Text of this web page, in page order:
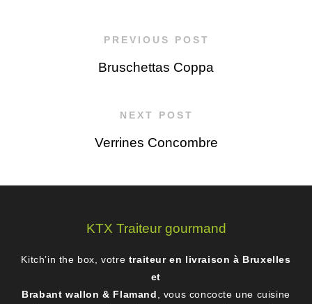
PREVIOUS POST
Bruschettas Coppa
NEXT POST
Verrines Concombre
KTX Traiteur gourmand
Kitch’in the box, votre traiteur en livraison à Bruxelles
et
Brabant wallon & Flamand , vous concocte une cuisine